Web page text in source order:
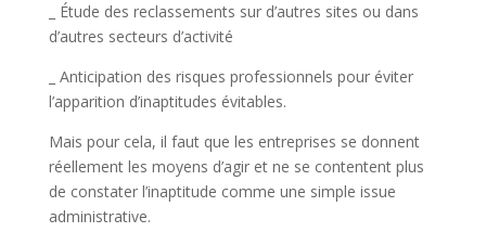
_ Étude des reclassements sur d’autres sites ou dans
d’autres secteurs d’activité
_ Anticipation des risques professionnels pour éviter
l’apparition d’inaptitudes évitables.
Mais pour cela, il faut que les entreprises se donnent
réellement les moyens d’agir et ne se contentent plus
de constater l’inaptitude comme une simple issue
administrative.